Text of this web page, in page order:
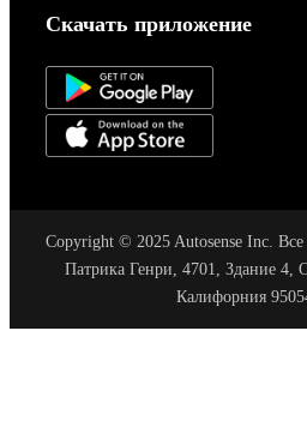
Скачать приложение
Copyright © 2025 Autosense Inc.
Патрика Генри, 4701, Здание 4,
Калифорния